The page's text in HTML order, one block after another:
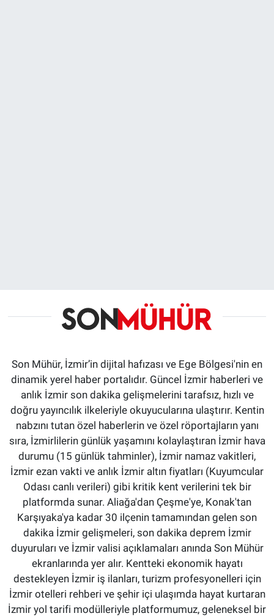
Son Mühür, İzmir’in dijital hafızası ve Ege Bölgesi'nin en
dinamik yerel haber portalıdır. Güncel İzmir haberleri ve
anlık İzmir son dakika gelişmelerini tarafsız, hızlı ve
doğru yayıncılık ilkeleriyle okuyucularına ulaştırır. Kentin
nabzını tutan özel haberlerin ve özel röportajların yanı
sıra, İzmirlilerin günlük yaşamını kolaylaştıran İzmir hava
durumu (15 günlük tahminler), İzmir namaz vakitleri,
İzmir ezan vakti ve anlık İzmir altın fiyatları (Kuyumcular
Odası canlı verileri) gibi kritik kent verilerini tek bir
platformda sunar. Aliağa'dan Çeşme'ye, Konak'tan
Karşıyaka'ya kadar 30 ilçenin tamamından gelen son
dakika İzmir gelişmeleri, son dakika deprem İzmir
duyuruları ve İzmir valisi açıklamaları anında Son Mühür
ekranlarında yer alır. Kentteki ekonomik hayatı
destekleyen İzmir iş ilanları, turizm profesyonelleri için
İzmir otelleri rehberi ve şehir içi ulaşımda hayat kurtaran
İzmir yol tarifi modülleriyle platformumuz, geleneksel bir